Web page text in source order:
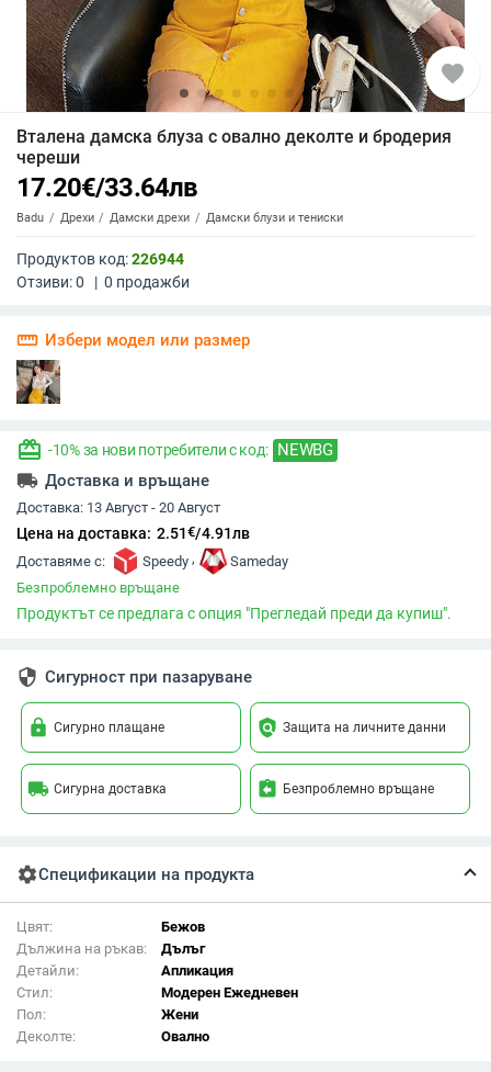
favorite
Вталена дамска блуза с овално деколте и бродерия
череши
17.20€/33.64лв
Badu Дрехи Дамски дрехи Дамски блузи и тениски
Продуктов код:226944
Отзиви:0 | 0 продажби
straighten Избери модел или размер
redeem -10% за нови потребители с код: NEWBG
local_shipping Доставка и връщане
Доставка: 13 Август - 20 Август
Цена на доставка: 2.51€/4.91лв
Доставяме с: Speedy ,
Sameday
Безпроблемно връщане
Продуктът се предлага с опция "Прегледай преди да купиш".
security Сигурност при пазаруване
lock Сигурно плащане policy Защита на личните данни
local_shipping Сигурна доставка assignment_return Безпроблемно връщане
settingsСпецификации на продукта
Цвят:
Бежов
Дължина на ръкав:
Дълъг
Детайли:
Апликация
Стил:
Модерен Ежедневен
Пол:
Жени
Деколте:
Овално